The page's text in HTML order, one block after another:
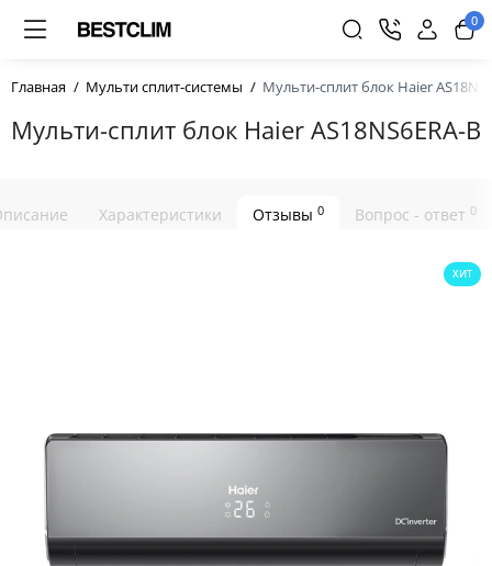
0
Главная Мульти сплит-системы Мульти-сплит блок Haier
Мульти-сплит блок Haier AS18NS6ERA-B
Характеристики Отзывы 0 Вопрос - ответ 0
ХИТ